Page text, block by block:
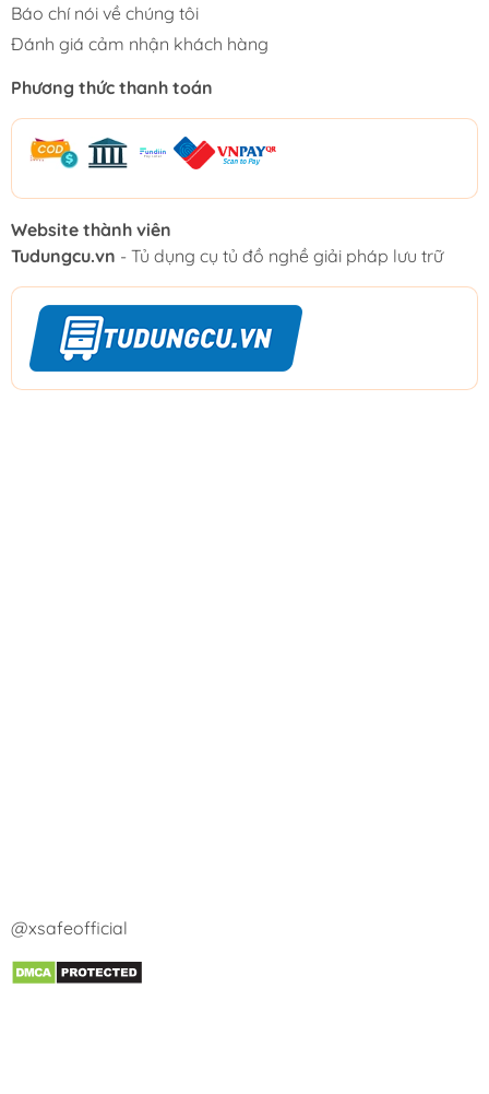
Báo chí nói về chúng tôi
Đánh giá cảm nhận khách hàng
Phương thức thanh toán
Website thành viên
Tudungcu.vn - Tủ dụng cụ tủ đồ nghề giải pháp lưu trữ
@xsafeofficial